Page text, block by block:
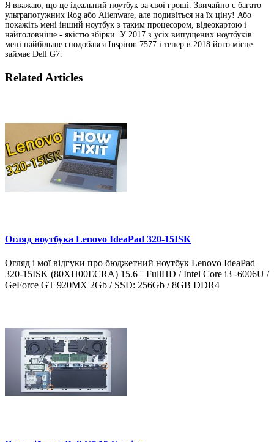
Я вважаю, що це ідеальний ноутбук за свої гроші. Звичайно є багато
ультрапотужних Rog або Alienware, але подивіться на їх ціну! Або
покажіть мені інший ноутбук з таким процесором, відеокартою і
найголовніше - якістю збірки. У 2017 з усіх випущених ноутбуків
мені найбільше сподобався Inspiron 7577 і тепер в 2018 його місце
займає Dell G7.
Related Articles
Огляд ноутбука Lenovo IdeaPad 320-15ISK
Огляд і мої відгуки про бюджетний ноутбук Lenovo IdeaPad
320-15ISK (80XH00ECRA) 15.6 '' FullHD / Intel Core i3 -6006U /
GeForce GT 920MX 2Gb / SSD: 256Gb / 8GB DDR4